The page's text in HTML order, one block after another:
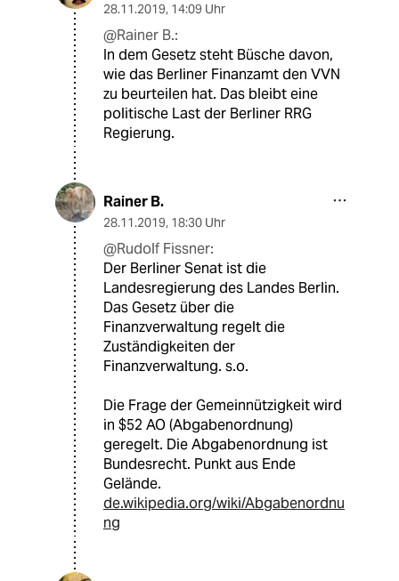
28.11.2019, 14:09 Uhr
@Rainer B.:
In dem Gesetz steht Büsche davon,
wie das Berliner Finanzamt den VVN
zu beurteilen hat. Das bleibt eine
politische Last der Berliner RRG
Regierung.
Rainer B.
28.11.2019, 18:30 Uhr
@Rudolf Fissner:
Der Berliner Senat ist die
Landesregierung des Landes Berlin.
Das Gesetz über die
Finanzverwaltung regelt die
Zuständigkeiten der
Finanzverwaltung. s.o.
Die Frage der Gemeinnützigkeit wird
in $52 AO (Abgabenordnung)
geregelt. Die Abgabenordnung ist
Bundesrecht. Punkt aus Ende
Gelände.
de.wikipedia.org/wiki/Abgabenordnu
ng